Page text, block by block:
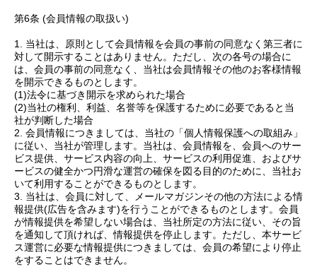
第6条 (会員情報の取扱い)
1. 当社は、原則として会員情報を会員の事前の同意なく第三者に
対して開示することはありません。ただし、次の各号の場合に
は、会員の事前の同意なく、当社は会員情報その他のお客様情報
を開示できるものとします。
(1)法令に基づき開示を求められた場合
(2)当社の権利、利益、名誉等を保護するために必要であると当
社が判断した場合
2. 会員情報につきましては、当社の「個人情報保護への取組み」
に従い、当社が管理します。当社は、会員情報を、会員へのサー
ビス提供、サービス内容の向上、サービスの利用促進、およびサ
ービスの健全かつ円滑な運営の確保を図る目的のために、当社お
いて利用することができるものとします。
3. 当社は、会員に対して、メールマガジンその他の方法による情
報提供(広告を含みます)を行うことができるものとします。会員
が情報提供を希望しない場合は、当社所定の方法に従い、その旨
を通知して頂ければ、情報提供を停止します。ただし、本サービ
ス運営に必要な情報提供につきましては、会員の希望により停止
をすることはできません。